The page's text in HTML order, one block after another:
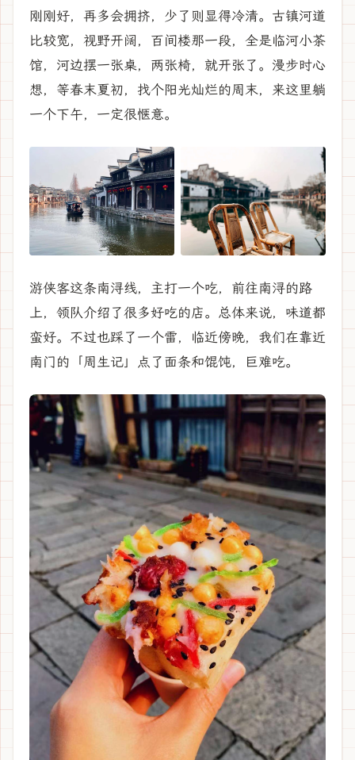
刚刚好，再多会拥挤，少了则显得冷清。古镇河道
比较宽，视野开阔，百间楼那一段，全是临河小茶
馆，河边摆一张桌，两张椅，就开张了。漫步时心
想，等春末夏初，找个阳光灿烂的周末，来这里躺
一个下午，一定很惬意。
游侠客这条南浔线，主打一个吃，前往南浔的路
上，领队介绍了很多好吃的店。总体来说，味道都
蛮好。不过也踩了一个雷，临近傍晚，我们在靠近
南门的「周生记」点了面条和馄饨，巨难吃。